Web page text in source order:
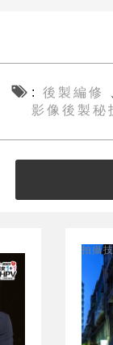
後製編修
影像後製秘
拍攝